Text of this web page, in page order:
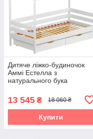
Дитяче ліжко-будиночок
Аммі Естелла з
натурального бука
13 545 ₴ 18 060 ₴
Купити